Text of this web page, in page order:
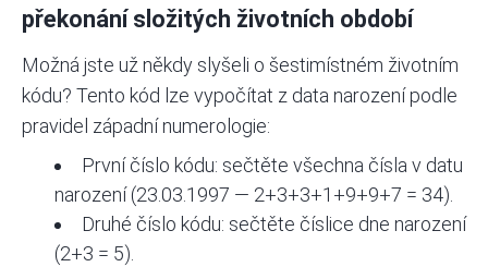
překonání složitých životních období
Možná jste už někdy slyšeli o šestimístném životním
kódu? Tento kód lze vypočítat z data narození podle
pravidel západní numerologie:
První číslo kódu: sečtěte všechna čísla v datu
narození (23.03.1997 — 2+3+3+1+9+9+7 = 34).
Druhé číslo kódu: sečtěte číslice dne narození
(2+3 = 5).